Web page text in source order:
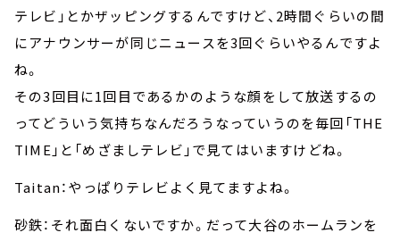
テレビ」とかザッピングするんですけど、2時間ぐらいの間
にアナウンサーが同じニュースを3回ぐらいやるんですよ
ね。
その3回目に1回目であるかのような顔をして放送するの
ってどういう気持ちなんだろうなっていうのを毎回「THE
TIME」と「めざましテレビ」で見てはいますけどね。
Taitan：やっぱりテレビよく見てますよね。
砂鉄：それ面白くないですか。だって大谷のホームランを